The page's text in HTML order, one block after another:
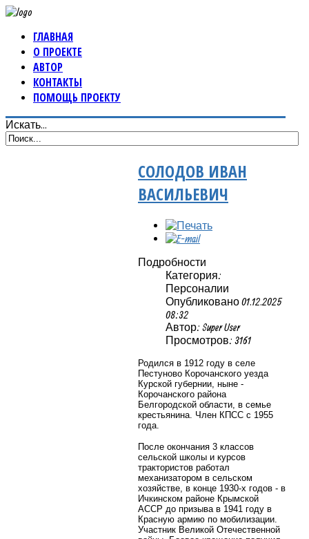
ГЛАВНАЯ
О ПРОЕКТЕ
АВТОР
КОНТАКТЫ
ПОМОЩЬ ПРОЕКТУ
Искать...
СОЛОДОВ ИВАН
ВАСИЛЬЕВИЧ
Подробности
Категория:
Персоналии
Опубликовано 01.12.2025
08:32
Автор: Super User
Просмотров: 3161
Родился в 1912 году в селе
Пестуново Корочанского уезда
Курской губернии, ныне -
Корочанского района
Белгородской области, в семье
крестьянина. Член КПСС с 1955
года.
После окончания 3 классов
сельской школы и курсов
трактористов работал
механизатором в сельском
хозяйстве, в конце 1930-х годов - в
Ичкинском районе Крымской
АССР до призыва в 1941 году в
Красную армию по мобилизации.
Участник Великой Отечественной